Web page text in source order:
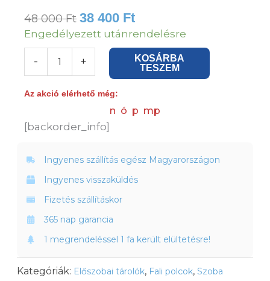
48 000Ft 38 400 Ft
Engedélyezett utánrendelésre
-
Chester
kerek
fali
fekete
mennyiség
+
KOSÁRBA
TESZEM
Az akció elérhető még:
n ó p mp
[backorder_info]
Ingyenes szállítás egész Magyarországon
Ingyenes visszaküldés
Fizetés szállításkor
365 nap garancia
1 megrendeléssel 1 fa került elültetésre!
Kategóriák: Előszobai tárolók, Fali polcok, Szoba